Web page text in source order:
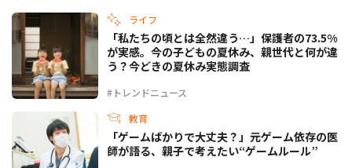
ライフ
#トレンドニュース
「私たちの頃とは全然違う…」保護者の73.5%
が実感。今の子どもの夏休み、親世代と何が違
う？今どきの夏休み実態調査
教育
「ゲームばかりで大丈夫？」元ゲーム依存の医
師が語る、親子で考えたい“ゲームルール”